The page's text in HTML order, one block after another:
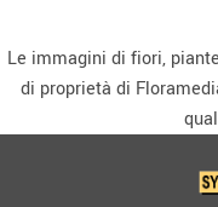
Le immagini di fiori,
di proprietà di